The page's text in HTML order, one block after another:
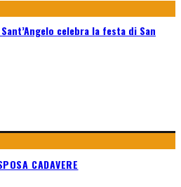
celebra la festa di San
CADAVERE